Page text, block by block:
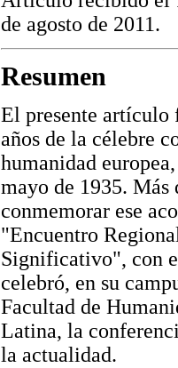
de agosto de 2011.
Resumen
El presente artículo
años de la célebre
humanidad
mayo de 1935. Más
conmemorar ese
"Encuentro
Significativo", con
celebró, en su
Facultad de
Latina, la
la actualidad.